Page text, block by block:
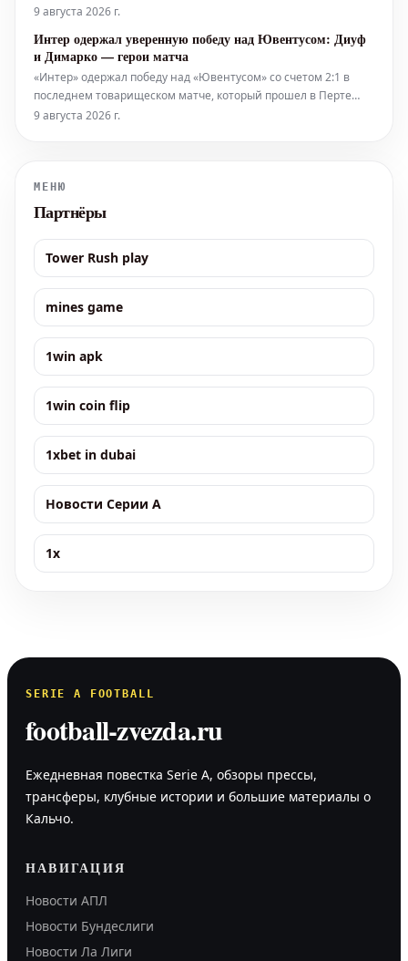
Решающие голы в матче забил вышедший на замену игрок по
результативных передач от Зайдля.
9 августа 2026 г.
Интер одержал уверенную победу над Ювентусом: Диуф
и Димарко — герои матча
«Интер» одержал победу над «Ювентусом» со счетом 2:1 в
последнем товарищеском матче, который прошел в Перте
перед возвращением миланской команды в Италию.
9 августа 2026 г.
МЕНЮ
Партнёры
Tower Rush play
mines game
1win apk
1win coin flip
1xbet in dubai
Новости Серии А
1x
SERIE A FOOTBALL
football-zvezda.ru
Ежедневная повестка Serie A, обзоры прессы,
трансферы, клубные истории и большие материалы о
Кальчо.
НАВИГАЦИЯ
Новости АПЛ
Новости Бундеслиги
Новости Ла Лиги